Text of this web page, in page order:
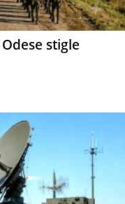
stigle